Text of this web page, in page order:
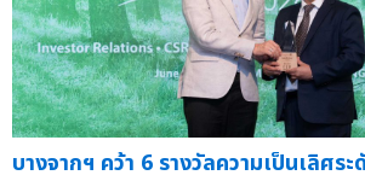
บางจากฯ คว้า 6 รางวัลความเป็นเลิศระ